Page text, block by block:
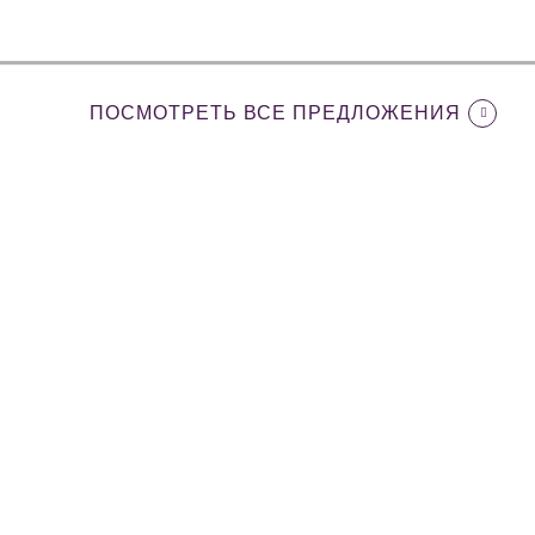
ПОСМОТРЕТЬ ВСЕ ПРЕДЛОЖЕНИЯ